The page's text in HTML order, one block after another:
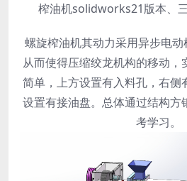
榨油机solidworks21版本、
螺旋榨油机其动力采用异步电
从而使得压缩绞龙机构的移动，
简单，上方设置有入料孔，右侧
设置有接油盘。总体通过结构方
考学习。